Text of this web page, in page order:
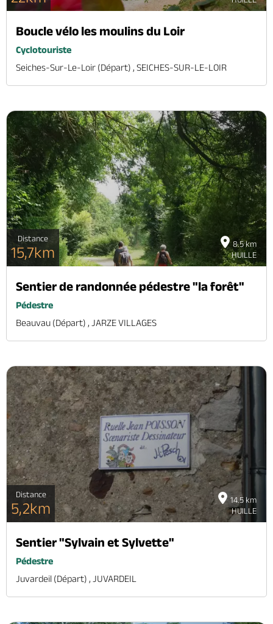
Boucle vélo les moulins du Loir
Cyclotouriste
Seiches-Sur-Le-Loir (départ) , SEICHES-SUR-LE-LOIR
8.5 km
HUILLE
Distance
15,7km
Sentier de randonnée pédestre "la forêt"
Pédestre
Beauvau (départ) , JARZE VILLAGES
14.5 km
HUILLE
Distance
5,2km
Sentier "Sylvain et Sylvette"
Pédestre
Juvardeil (départ) , JUVARDEIL